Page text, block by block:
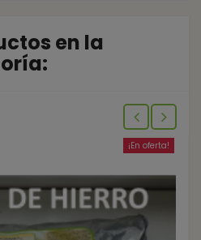
en la
¡En oferta!